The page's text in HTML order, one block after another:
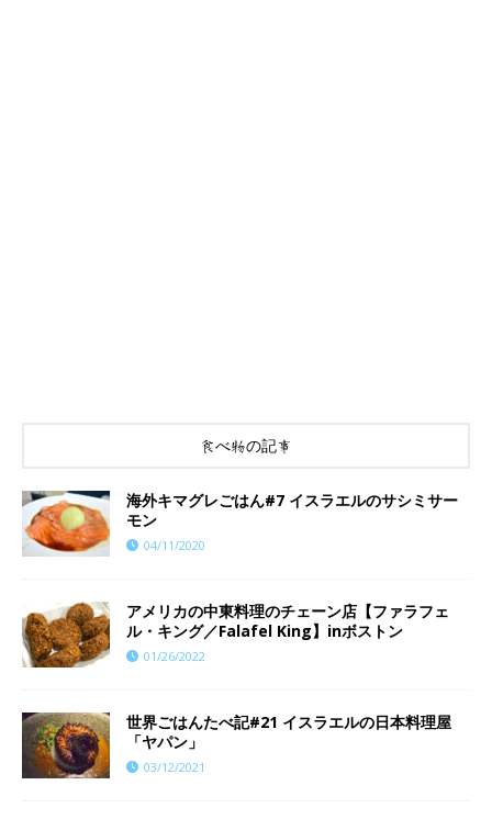
食べ物の記事
海外キマグレごはん#7 イスラエルのサシミサー
モン
04/11/2020
アメリカの中東料理のチェーン店【ファラフェ
ル・キング／Falafel King】inボストン
01/26/2022
世界ごはんたべ記#21 イスラエルの日本料理屋
「ヤパン」
03/12/2021